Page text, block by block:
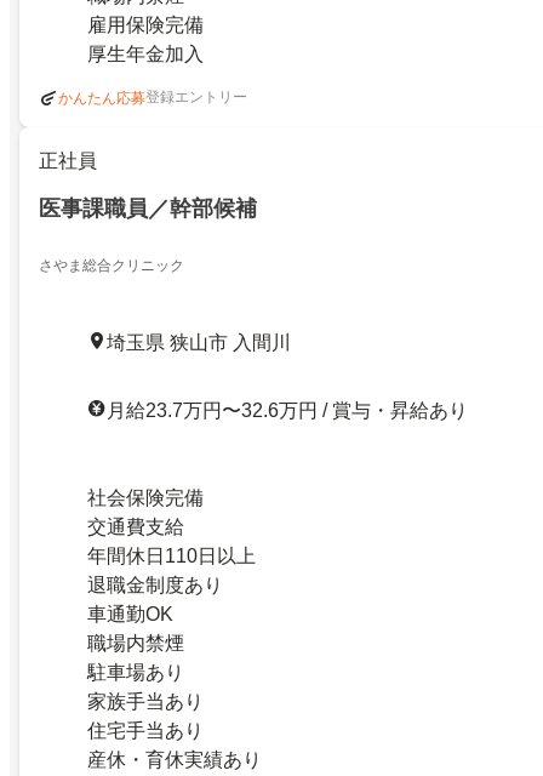
雇用保険完備
厚生年金加入
かんたん応募登録エントリー
正社員
医事課職員／幹部候補
さやま総合クリニック
埼玉県 狭山市 入間川
月給23.7万円〜32.6万円 / 賞与・昇給あり
社会保険完備
交通費支給
年間休日110日以上
退職金制度あり
車通勤OK
職場内禁煙
駐車場あり
家族手当あり
住宅手当あり
産休・育休実績あり